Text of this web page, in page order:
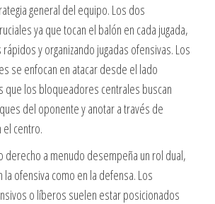
general del equipo. Los dos
ya que tocan el balón en cada jugada,
y organizando jugadas ofensivas. Los
se enfocan en atacar desde el lado
que los bloqueadores centrales buscan
del oponente y anotar a través de
el centro.
derecho a menudo desempeña un rol dual,
ofensiva como en la defensa. Los
o líberos suelen estar posicionados